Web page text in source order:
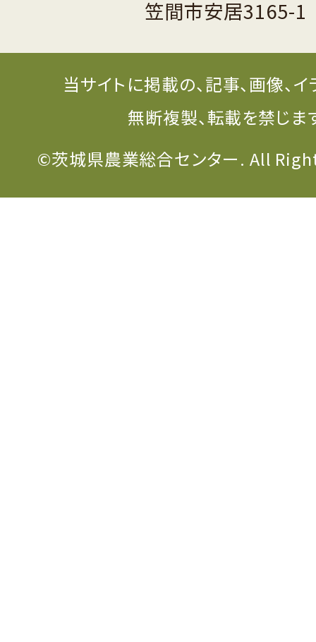
笠間市安居3165-1
当サイトに掲載の、記事、画像、
無断複製、転載を禁じま
©茨城県農業総合センター. All